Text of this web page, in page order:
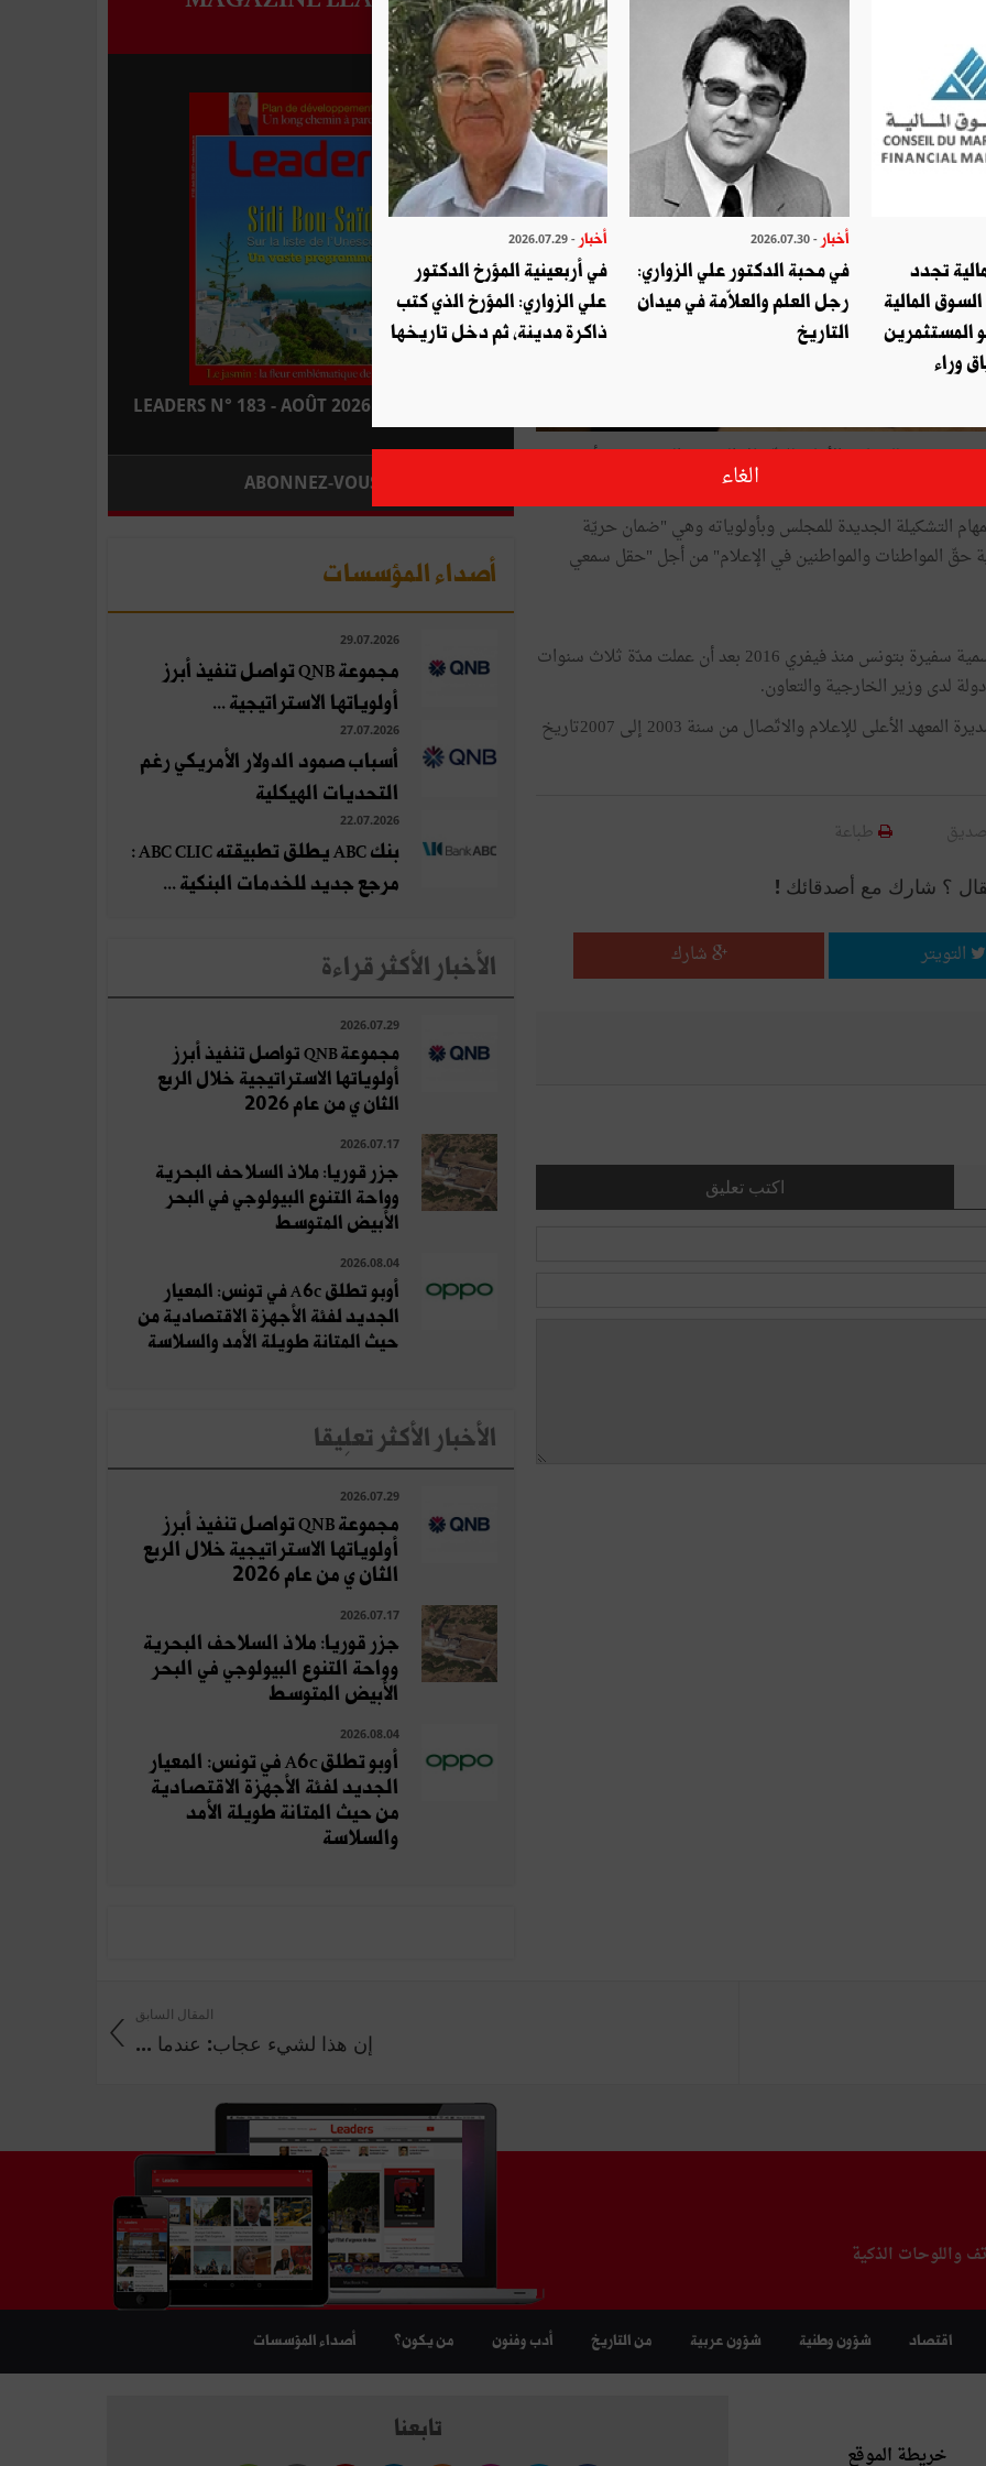
رئيسة للمجلس الأعلى للاتّصال السمعي البصري وقد أدّت يوم
التشكيلة الجديدة للمجلس وبأولوياته وهي "ضمان حريّة
حقّ المواطنات والمواطنين في الإعلام" من أجل "حقل سمعي
وكانت لطيفة أخرباش المولودة في سنة 1960 قبل هذه التسمية سفيرة بتونس منذ فيفري 2016 بعد أن عملت مدّة ثلاث سنوات
درّست لطيفة أخرباش الإعلام مدّة 20 عاما قبل أن تصبح مديرة المعهد الأعلى للإعلام والاتّصال من سنة 2003 إلى 2007تاريخ
طباعة
؟ شارك مع أصدقائك !
التويتر شارك
اكتب تعليق
LEADERS N° 183 - AOÛT 2026 : EN KIOSQUE
ABONNEZ-VOUS
أصداء المؤسسات
29.07.2026
مجموعة QNB تواصل تنفيذ أبرز
أولوياتها الاستراتيجية ...
27.07.2026
أسباب صمود الدولار الأمريكي رغم
التحديات الهيكلية
22.07.2026
بنك ABC يطلق تطبيقته ABC CLIC :
مرجع جديد للخدمات البنكية ...
الأخبار الأكثر قراءة
2026.07.29
مجموعة QNB تواصل تنفيذ أبرز
أولوياتها الاستراتيجية خلال الربع
الثان ي من عام 2026
2026.07.17
جزر قوريا: ملاذ السلاحف البحرية
وواحة التنوع البيولوجي في البحر
الأبيض المتوسط
2026.08.04
أوبو تطلق A6c في تونس: المعيار
الجديد لفئة الأجهزة الاقتصادية من
حيث المتانة طويلة الأمد والسلاسة
الأخبار الأكثر تعلِيقا
2026.07.29
مجموعة QNB تواصل تنفيذ أبرز
أولوياتها الاستراتيجية خلال الربع
الثان ي من عام 2026
2026.07.17
جزر قوريا: ملاذ السلاحف البحرية
وواحة التنوع البيولوجي في البحر
الأبيض المتوسط
2026.08.04
أوبو تطلق A6c في تونس: المعيار
الجديد لفئة الأجهزة الاقتصادية
من حيث المتانة طويلة الأمد
والسلاسة
المقال السابق
إن هذا لشيء عجاب: عندما ...
واللوحات الذكية
اقتصاد شؤون وطنية شؤون عربية من التاريخ أدب وفنون من يكون؟ أصداء المؤسسات
خريطة الموقع
تابعنا
تجدد
المالية
المستثمرين
وراء
أخبار - 2026.07.30
في محبة الدكتور علي الزواري:
رجل العلم والعلاّمة في ميدان
التاريخ
أخبار - 2026.07.29
في أربعينية المؤرخ الدكتور
علي الزواري: المؤرخ الذي كتب
ذاكرة مدينة، ثم دخل تاريخها
الغاء